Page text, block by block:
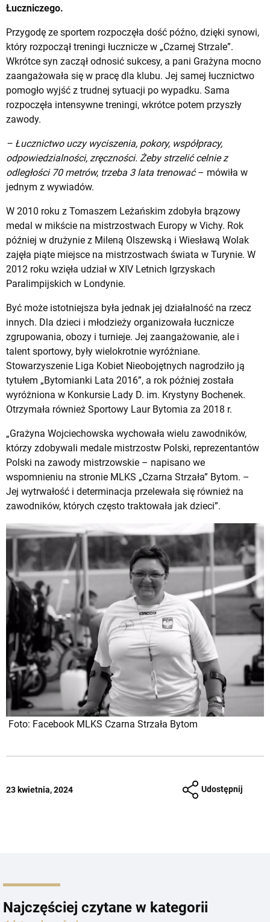
Łuczniczego.
Przygodę ze sportem rozpoczęła dość późno, dzięki synowi,
który rozpoczął treningi łucznicze w „Czarnej Strzale”.
Wkrótce syn zaczął odnosić sukcesy, a pani Grażyna mocno
zaangażowała się w pracę dla klubu. Jej samej łucznictwo
pomogło wyjść z trudnej sytuacji po wypadku. Sama
rozpoczęła intensywne treningi, wkrótce potem przyszły
zawody.
– Łucznictwo uczy wyciszenia, pokory, współpracy,
odpowiedzialności, zręczności. Żeby strzelić celnie z
odległości 70 metrów, trzeba 3 lata trenować– mówiła w
jednym z wywiadów.
W 2010 roku z Tomaszem Leżańskim zdobyła brązowy
medal w mikście na mistrzostwach Europy w Vichy. Rok
później w drużynie z Mileną Olszewską i Wiesławą Wolak
zajęła piąte miejsce na mistrzostwach świata w Turynie. W
2012 roku wzięła udział w XIV Letnich Igrzyskach
Paralimpijskich w Londynie.
Być może istotniejsza była jednak jej działalność na rzecz
innych. Dla dzieci i młodzieży organizowała łucznicze
zgrupowania, obozy i turnieje. Jej zaangażowanie, ale i
talent sportowy, były wielokrotnie wyróżniane.
Stowarzyszenie Liga Kobiet Nieobojętnych nagrodziło ją
tytułem „Bytomianki Lata 2016”, a rok później została
wyróżniona w Konkursie Lady D. im. Krystyny Bochenek.
Otrzymała również Sportowy Laur Bytomia za 2018 r.
„Grażyna Wojciechowska wychowała wielu zawodników,
którzy zdobywali medale mistrzostw Polski, reprezentantów
Polski na zawody mistrzowskie – napisano we
wspomnieniu na stronie MLKS „Czarna Strzała” Bytom. –
Jej wytrwałość i determinacja przelewała się również na
zawodników, których często traktowała jak dzieci”.
Foto: Facebook MLKS Czarna Strzała Bytom
23 kwietnia, 2024 Udostępnij
Najczęściej czytane w kategorii